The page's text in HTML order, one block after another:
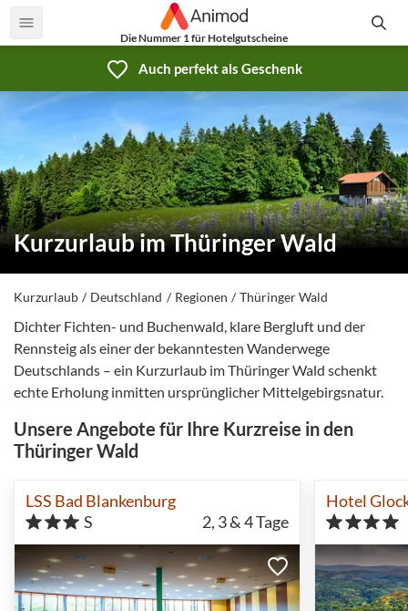
Die Nummer 1 für Hotelgutscheine
Auch perfekt als Geschenk
Kurzurlaub im Thüringer Wald
Kurzurlaub Deutschland Regionen Thüringer Wald
Dichter Fichten- und Buchenwald, klare Bergluft und der
Rennsteig als einer der bekanntesten Wanderwege
Deutschlands – ein Kurzurlaub im Thüringer Wald schenkt
echte Erholung inmitten ursprünglicher Mittelgebirgsnatur.
Unsere Angebote für Ihre Kurzreise in den
Thüringer Wald
LSS Bad Blankenburg
S
2, 3 & 4Tage
Hotel